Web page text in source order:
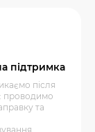
підтримка
після
проводимо
та